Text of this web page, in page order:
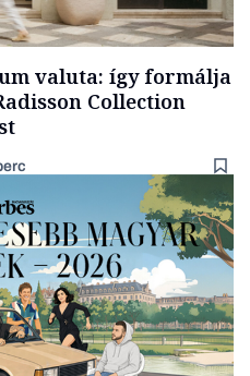
valuta: így formálja
Collection